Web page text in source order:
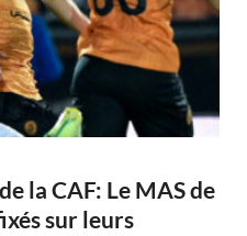
la CAF: Le MAS de
sur leurs